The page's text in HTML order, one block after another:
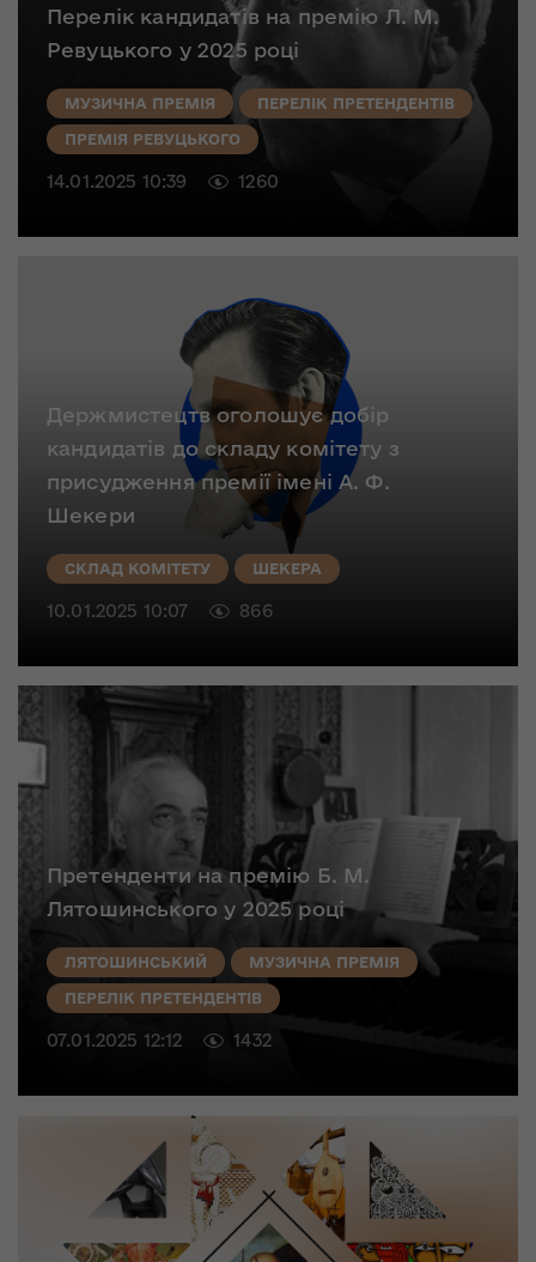
Перелік кандидатів на премію Л. М.
Ревуцького у 2025 році
МУЗИЧНА ПРЕМІЯ ПЕРЕЛІК ПРЕТЕНДЕНТІВ
ПРЕМІЯ РЕВУЦЬКОГО
14.01.2025 10:39 1260
Держмистецтв оголошує добір
кандидатів до складу комітету з
присудження премії імені А. Ф.
Шекери
СКЛАД КОМІТЕТУ ШЕКЕРА
10.01.2025 10:07 866
Претенденти на премію Б. М.
Лятошинського у 2025 році
ЛЯТОШИНСЬКИЙ МУЗИЧНА ПРЕМІЯ
ПЕРЕЛІК ПРЕТЕНДЕНТІВ
07.01.2025 12:12 1432